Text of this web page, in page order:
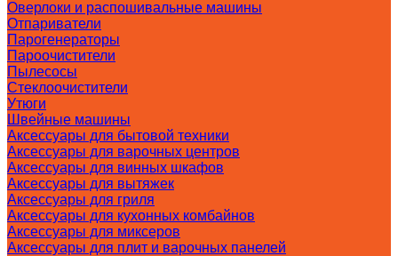
Оверлоки и распошивальные машины
Отпариватели
Парогенераторы
Пароочистители
Пылесосы
Стеклоочистители
Утюги
Швейные машины
Аксессуары для бытовой техники
Аксессуары для варочных центров
Аксессуары для винных шкафов
Аксессуары для вытяжек
Аксессуары для гриля
Аксессуары для кухонных комбайнов
Аксессуары для миксеров
Аксессуары для плит и варочных панелей